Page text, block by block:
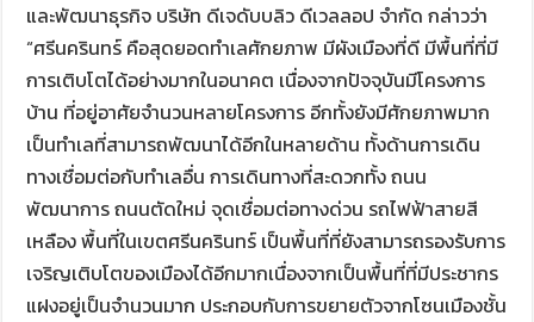
และพัฒนาธุรกิจ บริษัท ดีเจดับบลิว ดีเวลลอป จำกัด กล่าวว่า
“ศรีนครินทร์ คือสุดยอดทำเลศักยภาพ มีผังเมืองที่ดี มีพื้นที่ที่มี
การเติบโตได้อย่างมากในอนาคต เนื่องจากปัจจุบันมีโครงการ
บ้าน ที่อยู่อาศัยจำนวนหลายโครงการ อีกทั้งยังมีศักยภาพมาก
เป็นทำเลที่สามารถพัฒนาได้อีกในหลายด้าน ทั้งด้านการเดิน
ทางเชื่อมต่อกับทำเลอื่น การเดินทางที่สะดวกทั้ง ถนน
พัฒนาการ ถนนตัดใหม่ จุดเชื่อมต่อทางด่วน รถไฟฟ้าสายสี
เหลือง พื้นที่ในเขตศรีนครินทร์ เป็นพื้นที่ที่ยังสามารถรองรับการ
เจริญเติบโตของเมืองได้อีกมากเนื่องจากเป็นพื้นที่ที่มีประชากร
แฝงอยู่เป็นจำนวนมาก ประกอบกับการขยายตัวจากโซนเมืองชั้น